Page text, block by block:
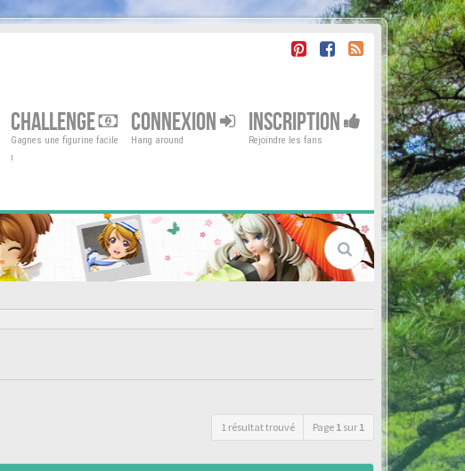
CHALLENGE
Gagnes une figurine facile
!
CONNEXION
Hang around
INSCRIPTION
Rejoindre les fans
1 résultat trouvé Page 1 sur 1